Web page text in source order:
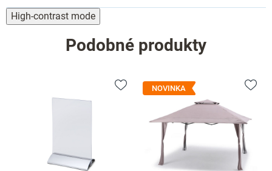
High-contrast mode
Podobné produkty
NOVINKA